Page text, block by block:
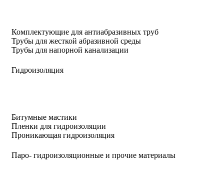
Комплектующие для антиабразивных труб
Трубы для жесткой абразивной среды
Трубы для напорной канализации
Гидроизоляция
Битумные мастики
Пленки для гидроизоляции
Проникающая гидроизоляция
Паро- гидроизоляционные и прочие материалы